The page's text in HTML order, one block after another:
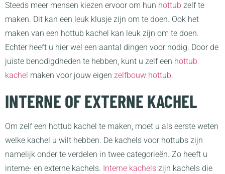
Steeds meer mensen kiezen ervoor om hun hottub zelf te
maken. Dit kan een leuk klusje zijn om te doen. Ook het
maken van een hottub kachel kan leuk zijn om te doen.
Echter heeft u hier wel een aantal dingen voor nodig. Door de
juiste benodigdheden te hebben, kunt u zelf een hottub
kachel maken voor jouw eigen zelfbouw hottub.
INTERNE OF EXTERNE KACHEL
Om zelf een hottub kachel te maken, moet u als eerste weten
welke kachel u wilt hebben. De kachels voor hottubs zijn
namelijk onder te verdelen in twee categorieën. Zo heeft u
interne- en externe kachels. Interne kachels zijn kachels die